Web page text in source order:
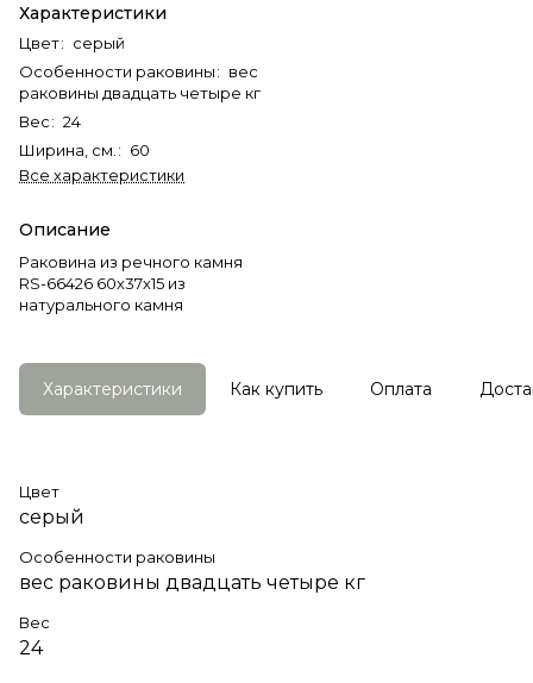
Характеристики
Цвет: серый
Особенности раковины: вес
раковины двадцать четыре кг
Вес: 24
Ширина, см. : 60
Все характеристики
Описание
Раковина из речного камня
RS-66426 60х37х15 из
натурального камня
Характеристики Как купить Оплата
Цвет
серый
Особенности раковины
вес раковины двадцать четыре кг
Вес
24